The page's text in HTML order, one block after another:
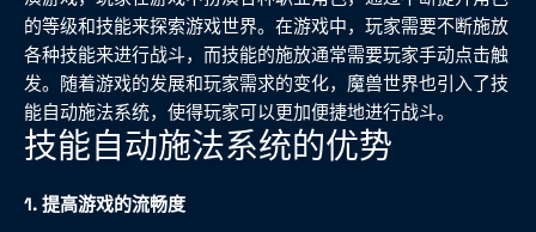
的等级和技能来探索游戏世界。在游戏中，玩家需要不断施放
各种技能来进行战斗，而技能的施放通常需要玩家手动点击触
发。随着游戏的发展和玩家需求的变化，魔兽世界也引入了技
能自动施法系统，使得玩家可以更加便捷地进行战斗。
技能自动施法系统的优势
1. 提高游戏的流畅度